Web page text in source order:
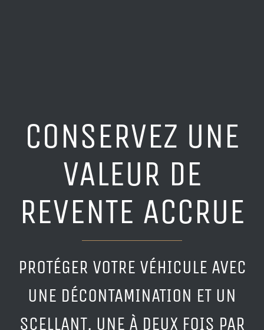
CONSERVEZ UNE
VALEUR DE
REVENTE ACCRUE
PROTÉGER VOTRE VÉHICULE AVEC
UNE DÉCONTAMINATION ET UN
SCELLANT, UNE À DEUX FOIS PAR